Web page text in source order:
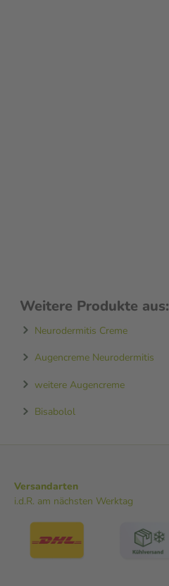
Weitere Produkte aus:
Neurodermitis Creme
Augencreme Neurodermitis
weitere Augencreme
Bisabolol
Versandarten
i.d.R. am nächsten Werktag